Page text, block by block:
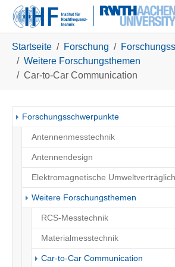
Skip to main navigation
Zum Hauptinhalt springen
Skip to page footer
Startseite Forschung
Weitere Forschungsthemen
Car-to-Car Communication
Forschungsschwerpunkte
Antennenmesstechnik
Antennendesign
Elektromagnetische
Weitere Forschungsthemen
RCS-Messtechnik
Materialmesstechnik
Car-to-Car Communication